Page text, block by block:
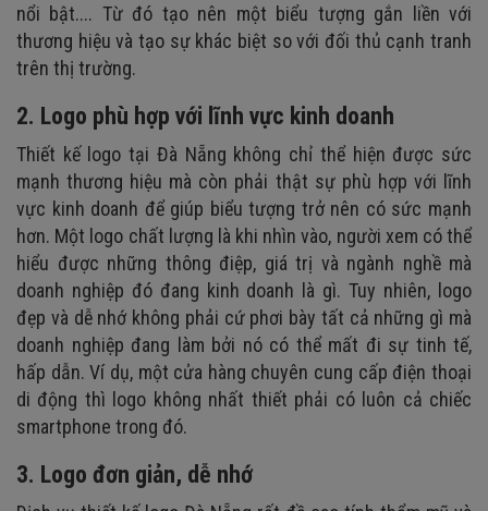
nổi bật.... Từ đó tạo nên một biểu tượng gắn liền với
thương hiệu và tạo sự khác biệt so với đối thủ cạnh tranh
trên thị trường.
2. Logo phù hợp với lĩnh vực kinh doanh
Thiết kế logo tại Đà Nẵng không chỉ thể hiện được sức
mạnh thương hiệu mà còn phải thật sự phù hợp với lĩnh
vực kinh doanh để giúp biểu tượng trở nên có sức mạnh
hơn. Một logo chất lượng là khi nhìn vào, người xem có thể
hiểu được những thông điệp, giá trị và ngành nghề mà
doanh nghiệp đó đang kinh doanh là gì. Tuy nhiên, logo
đẹp và dễ nhớ không phải cứ phơi bày tất cả những gì mà
doanh nghiệp đang làm bởi nó có thể mất đi sự tinh tế,
hấp dẫn. Ví dụ, một cửa hàng chuyên cung cấp điện thoại
di động thì logo không nhất thiết phải có luôn cả chiếc
smartphone trong đó.
3. Logo đơn giản, dễ nhớ